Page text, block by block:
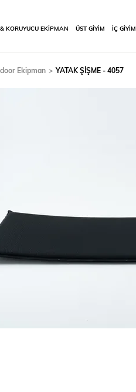
KORUYUCU EKİPMAN ÜST GİYİM İÇ GİYİM
Ekipman YATAK ŞİŞME - 4057